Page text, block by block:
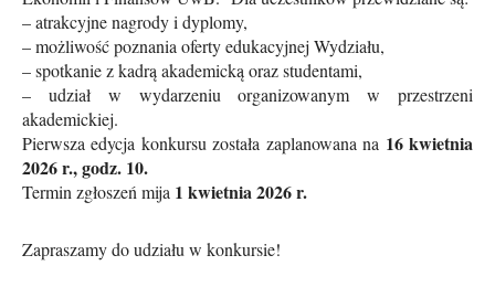
– atrakcyjne nagrody i dyplomy,
– możliwość poznania oferty edukacyjnej Wydziału,
– spotkanie z kadrą akademicką oraz studentami,
– udział w wydarzeniu organizowanym w przestrzeni
akademickiej.
Pierwsza edycja konkursu została zaplanowana na 16 kwietnia
2026 r., godz. 10.
Termin zgłoszeń mija 1 kwietnia 2026 r.
Zapraszamy do udziału w konkursie!